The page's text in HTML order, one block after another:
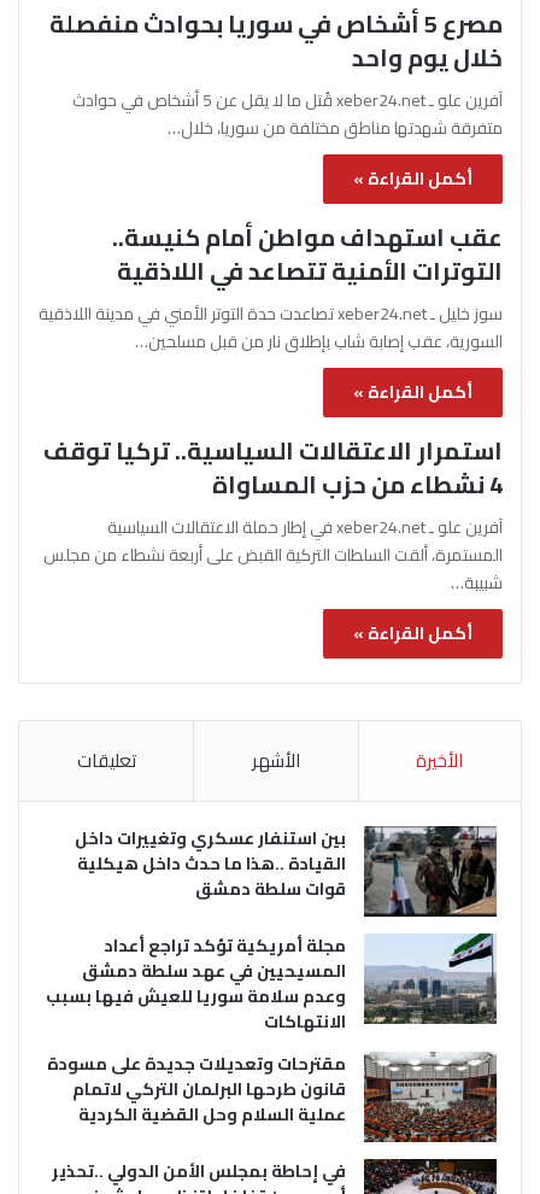
مصرع 5 أشخاص في سوريا بحوادث منفصلة
خلال يوم واحد
آفرين علو ـ xeber24.net قُتل ما لا يقل عن 5 أشخاص في حوادث
متفرقة شهدتها مناطق مختلفة من سوريا، خلال…
أكمل القراءة »
عقب استهداف مواطن أمام كنيسة..
التوترات الأمنية تتصاعد في اللاذقية
سوز خليل ـ xeber24.net تصاعدت حدة التوتر الأمني في مدينة اللاذقية
السورية، عقب إصابة شاب بإطلاق نار من قبل مسلحين…
أكمل القراءة »
استمرار الاعتقالات السياسية.. تركيا توقف
4 نشطاء من حزب المساواة
آفرين علو ـ xeber24.net في إطار حملة الاعتقالات السياسية
المستمرة، ألقت السلطات التركية القبض على أربعة نشطاء من مجلس
شبيبة…
أكمل القراءة »
الأخيرة الأشهر تعليقات
بين استنفار عسكري وتغييرات داخل
القيادة ..هذا ما حدث داخل هيكلية
قوات سلطة دمشق
مجلة أمريكية تؤكد تراجع أعداد
المسيحيين في عهد سلطة دمشق
وعدم سلامة سوريا للعيش فيها بسبب
الانتهاكات
مقترحات وتعديلات جديدة على مسودة
قانون طرحها البرلمان التركي لاتمام
عملية السلام وحل القضية الكردية
في إحاطة بمجلس الأمن الدولي ..تحذير